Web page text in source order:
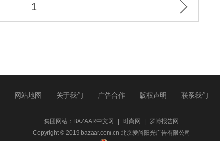
1
网站地图 关于我们 广告合作 版权声明 联系我们
集团网站： BAZAAR中文网 时尚网
罗博报告网
Copyright © 2019 bazaar.com.cn 北京爱尚阳光广告有限公司